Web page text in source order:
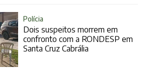
Polícia
Dois suspeitos morrem em
confronto com a RONDESP em
Santa Cruz Cabrália